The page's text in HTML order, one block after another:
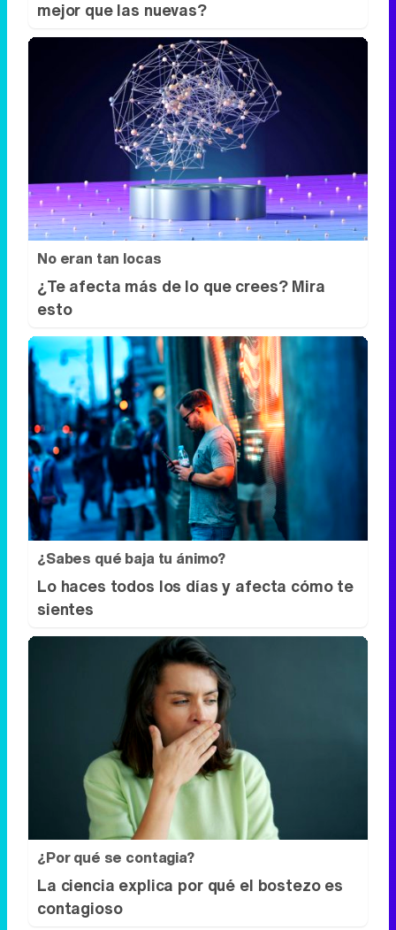
mejor que las nuevas?
No eran tan locas
¿Te afecta más de lo que crees? Mira
esto
¿Sabes qué baja tu ánimo?
Lo haces todos los días y afecta cómo te
sientes
¿Por qué se contagia?
La ciencia explica por qué el bostezo es
contagioso